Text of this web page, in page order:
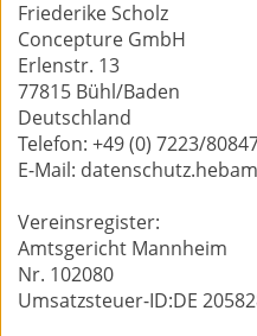
Friederike Scholz
Concepture GmbH
Erlenstr. 13
77815 Bühl/Baden
Deutschland
Telefon: +49 (0) 7223/
E-Mail:
Vereinsregister:
Amtsgericht Mannheim
Nr. 102080
Umsatzsteuer-ID:DE